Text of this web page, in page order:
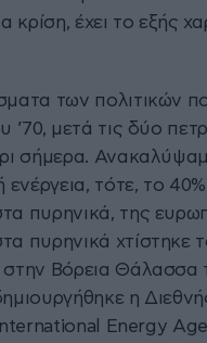
κρίση, έχει το εξής
των πολιτικών
’70, μετά τις δύο
σήμερα.
ενέργεια, τότε, το
πυρηνικά, της
πυρηνικά χτίστηκε
στην Βόρεια Θάλασσα
η
Energy